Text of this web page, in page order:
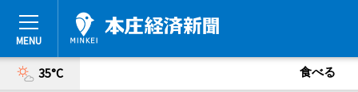
35°C 食べる